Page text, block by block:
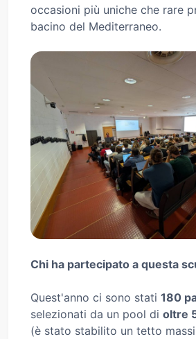
occasioni più uniche che rare
bacino del Mediterraneo.
Chi ha partecipato a questa
Quest'anno ci sono stati 180
selezionati da un pool di oltre
(è stato stabilito un tetto